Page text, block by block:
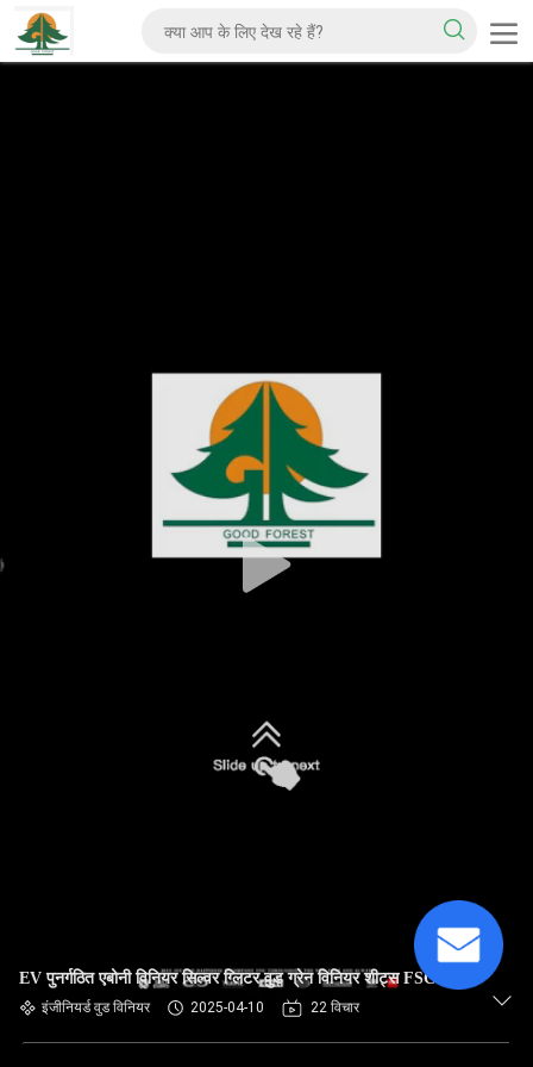
EV पुनर्गठित एबोनी विनियर सिल्वर ग्लिटर वुड ग्रेन विनियर शीट्स FSC
इंजीनियर्ड वुड विनियर 2025-04-10 22 विचार